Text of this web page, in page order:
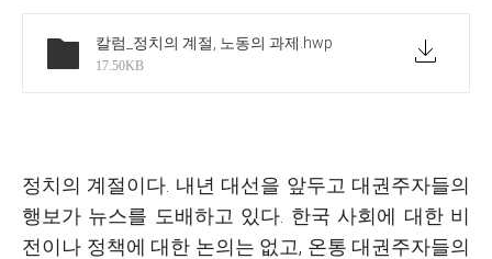
칼럼_정치의 계절, 노동의 과제 .hwp
17.50KB
정치의 계절이다. 내년 대선을 앞두고 대권주자들의
행보가 뉴스를 도배하고 있다. 한국 사회에 대한 비
전이나 정책에 대한 논의는 없고, 온통 대권주자들의